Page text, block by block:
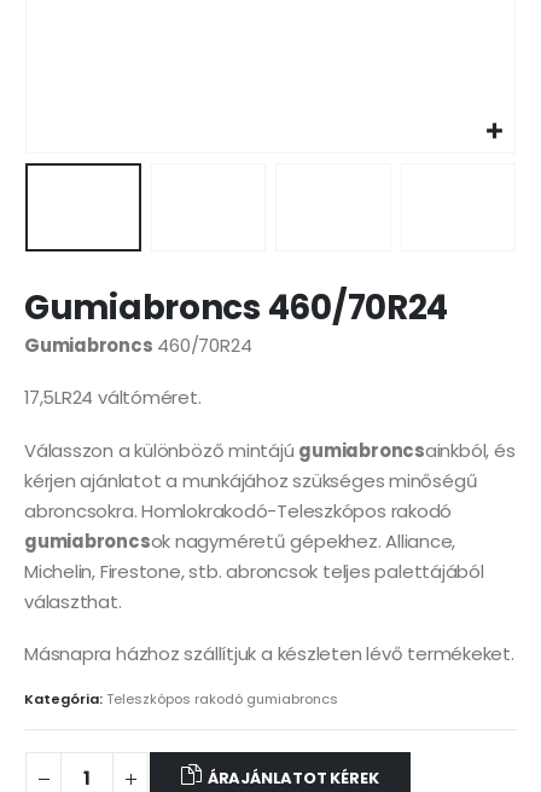
Gumiabroncs 460/70R24
Gumiabroncs 460/70R24
17,5LR24 váltóméret.
Válasszon a különböző mintájú gumiabroncsainkból, és
kérjen ajánlatot a munkájához szükséges minőségű
abroncsokra. Homlokrakodó-Teleszkópos rakodó
gumiabroncsok nagyméretű gépekhez. Alliance,
Michelin, Firestone, stb. abroncsok teljes palettájából
választhat.
Másnapra házhoz szállítjuk a készleten lévő termékeket.
Kategória:Teleszkópos rakodó gumiabroncs
ÁRAJÁNLATOT KÉREK